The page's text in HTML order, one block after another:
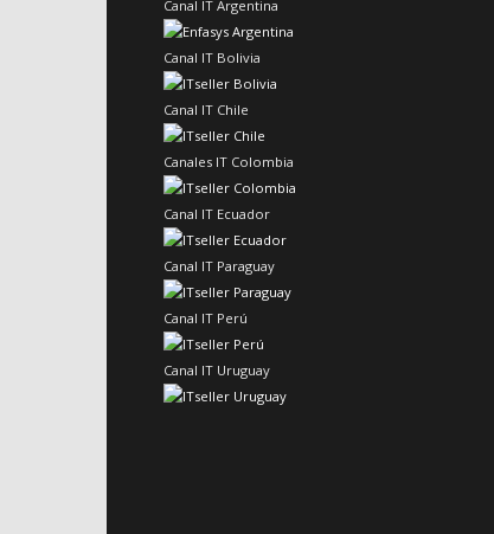
Canal IT Argentina
Canal IT Bolivia
Canal IT Chile
Canales IT Colombia
Canal IT Ecuador
Canal IT Paraguay
Canal IT Perú
Canal IT Uruguay